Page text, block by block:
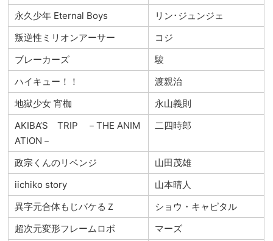
永久少年 Eternal Boys
リン･ジュンジェ
叛逆性ミリオンアーサー
コジ
ブレーカーズ
駿
ハイキュー！！
渡親治
地獄少女 宵枷
永山義則
AKIBA’S TRIP －THE ANIM
ATION－
二四時郎
政宗くんのリベンジ
山田茂雄
iichiko story
山本晴人
異字元合体もじバケるＺ
ショウ・キャピタル
超次元変形フレームロボ
マーズ